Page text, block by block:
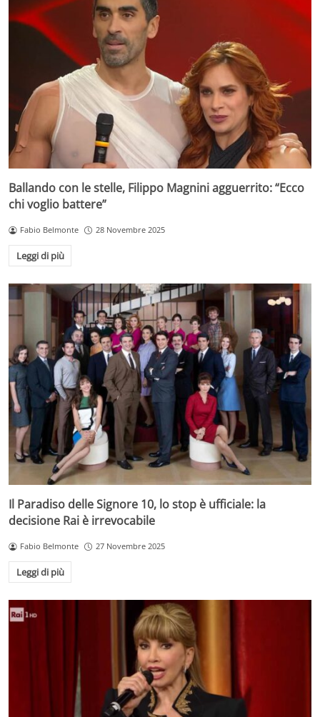
Ballando con le stelle, Filippo Magnini agguerrito: “Ecco
chi voglio battere”
Fabio Belmonte 28 Novembre 2025
Leggi di più
Il Paradiso delle Signore 10, lo stop è ufficiale: la
decisione Rai è irrevocabile
Fabio Belmonte 27 Novembre 2025
Leggi di più